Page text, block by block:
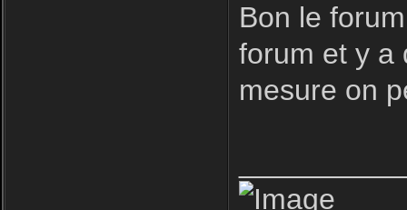
Bon le
forum et y a
mesure on